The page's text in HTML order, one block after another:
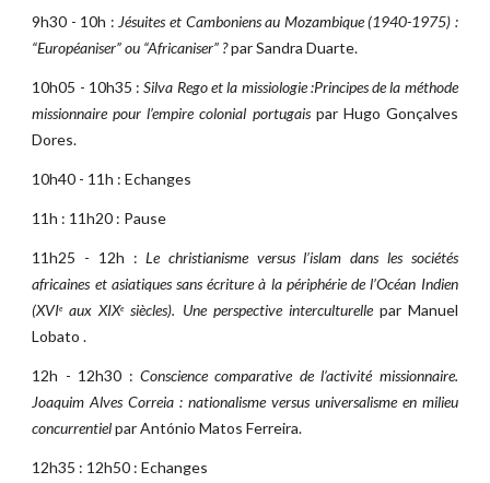
9h30 - 10h : Jésuites et Camboniens au Mozambique (1940-1975) :
“Européaniser” ou “Africaniser” ?par Sandra Duarte.
10h05 - 10h35 :Silva Rego et la missiologie :Principes de la méthode
missionnaire pour l’empire colonial portugaispar Hugo Gonçalves
Dores.
10h40 - 11h : Echanges
11h : 11h20 : Pause
11h25 - 12h :Le christianisme versus l’islam dans les sociétés
africaines et asiatiques sans écriture à la périphérie de l’Océan Indien
(XVIe aux XIXe siècles). Une perspective interculturelle par Manuel
Lobato .
12h - 12h30 : Conscience comparative de l’activité missionnaire.
Joaquim Alves Correia : nationalisme versus universalisme en milieu
concurrentielpar António Matos Ferreira.
12h35 : 12h50 : Echanges